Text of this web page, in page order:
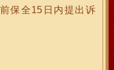
保全15日内提出诉